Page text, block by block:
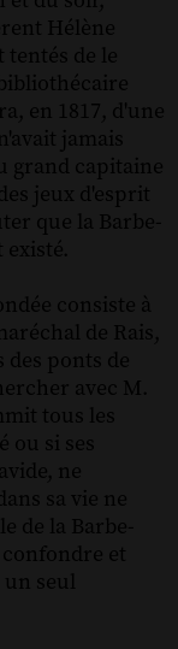
Hélène
tentés de le
en 1817, d'une
jamais
grand capitaine
jeux d'esprit
que la Barbe-
consiste à
de Rais,
ponts de
avec M.
tous les
ou si ses
ne
sa vie ne
de la Barbe-
confondre et
seul